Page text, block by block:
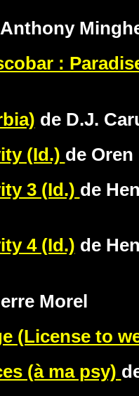
:
de D.J.
(Id.) de Oren
3 (Id.) de
4 (Id.) de
Morel
(License to
(à ma psy)